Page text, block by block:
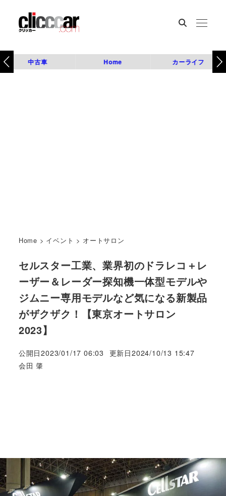
中古車 Home カーライフ
Home > イベント > オートサロン
セルスター工業、業界初のドラレコ＋レ
ーザー＆レーダー探知機一体型モデルや
ジムニー専用モデルなど気になる新製品
がザクザク！【東京オートサロン
2023】
公開日2023/01/17 06:03 更新日2024/10/13 15:47
著
会田 肇